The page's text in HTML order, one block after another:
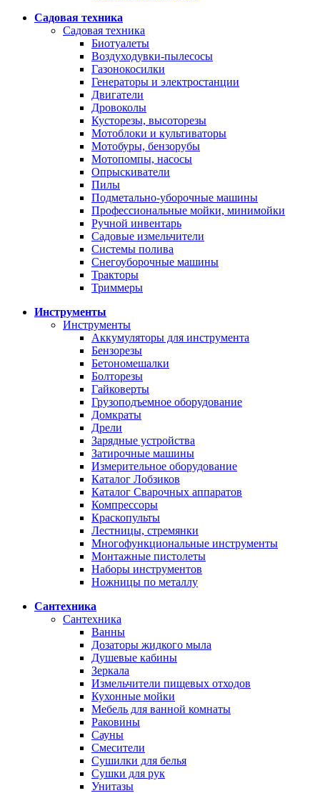
Садовая техника
Садовая техника
Биотуалеты
Воздуходувки-пылесосы
Газонокосилки
Генераторы и электростанции
Двигатели
Дровоколы
Кусторезы, высоторезы
Мотоблоки и культиваторы
Мотобуры, бензорубы
Мотопомпы, насосы
Опрыскиватели
Пилы
Подметально-уборочные машины
Профессиональные мойки, минимойки
Ручной инвентарь
Садовые измельчители
Системы полива
Снегоуборочные машины
Тракторы
Триммеры
Инструменты
Инструменты
Аккумуляторы для инструмента
Бензорезы
Бетономешалки
Болторезы
Гайковерты
Грузоподъемное оборудование
Домкраты
Дрели
Зарядные устройства
Затирочные машины
Измерительное оборудование
Каталог Лобзиков
Каталог Сварочных аппаратов
Компрессоры
Краскопульты
Лестницы, стремянки
Многофункциональные инструменты
Монтажные пистолеты
Наборы инструментов
Ножницы по металлу
Сантехника
Сантехника
Ванны
Дозаторы жидкого мыла
Душевые кабины
Зеркала
Измельчители пищевых отходов
Кухонные мойки
Мебель для ванной комнаты
Раковины
Сауны
Смесители
Сушилки для белья
Сушки для рук
Унитазы